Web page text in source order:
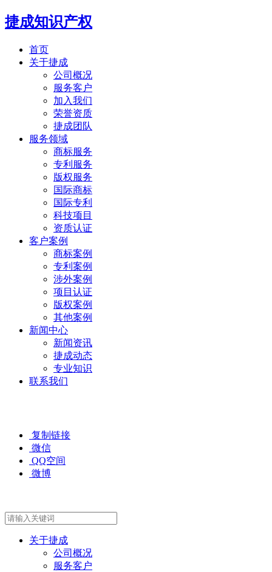
捷成知识产权
首页
关于捷成
公司概况
服务客户
加入我们
荣誉资质
捷成团队
服务领域
商标服务
专利服务
版权服务
国际商标
国际专利
科技项目
资质认证
客户案例
商标案例
专利案例
涉外案例
项目认证
版权案例
其他案例
新闻中心
新闻资讯
捷成动态
专业知识
联系我们
复制链接
微信
QQ空间
微博
关于捷成
公司概况
服务客户